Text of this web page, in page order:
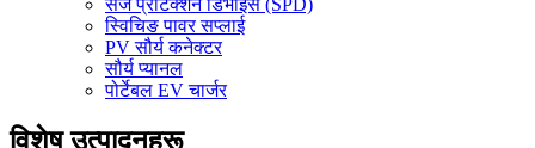
सर्ज प्रोटेक्शन डिभाइस (SPD)
स्विचिङ पावर सप्लाई
PV सौर्य कनेक्टर
सौर्य प्यानल
पोर्टेबल EV चार्जर
विशेष उत्पादनहरू